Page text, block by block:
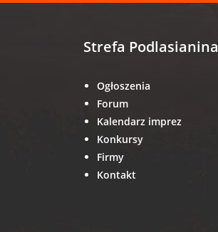
Strefa Podlasianina
Ogłoszenia
Forum
Kalendarz imprez
Konkursy
Firmy
Kontakt